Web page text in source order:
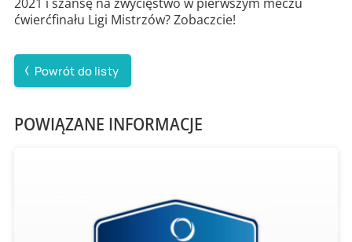
ćwierćfinału Ligi Mistrzów? Zobaczcie!
Powrót do listy
POWIĄZANE INFORMACJE